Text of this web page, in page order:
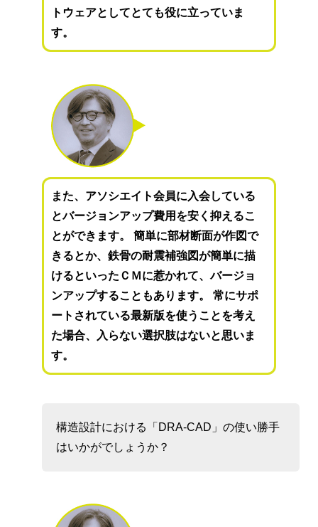
トウェアとしてとても役に立っていま
す。
また、アソシエイト会員に入会している
とバージョンアップ費用を安く抑えるこ
とができます。 簡単に部材断面が作図で
きるとか、鉄骨の耐震補強図が簡単に描
けるといったＣＭに惹かれて、バージョ
ンアップすることもあります。 常にサポ
ートされている最新版を使うことを考え
た場合、入らない選択肢はないと思いま
す。
構造設計における「DRA-CAD」の使い勝手
はいかがでしょうか？